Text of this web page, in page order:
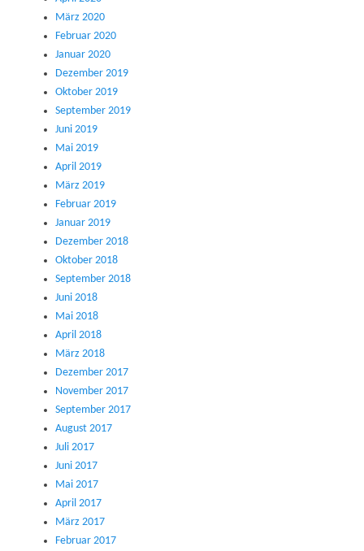
März 2020
Februar 2020
Januar 2020
Dezember 2019
Oktober 2019
September 2019
Juni 2019
Mai 2019
April 2019
März 2019
Februar 2019
Januar 2019
Dezember 2018
Oktober 2018
September 2018
Juni 2018
Mai 2018
April 2018
März 2018
Dezember 2017
November 2017
September 2017
August 2017
Juli 2017
Juni 2017
Mai 2017
April 2017
März 2017
Februar 2017